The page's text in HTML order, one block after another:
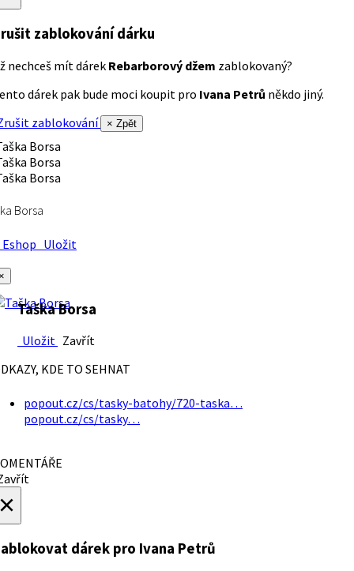
zablokování dárku
nechceš mít dárek Rebarborový džem zablokovaný?
dárek pak bude moci koupit pro Ivana Petrů někdo jiný.
zablokování
× Zpět
Borsa
Uložit
Taška Borsa
Uložit Zavřít
KDE TO SEHNAT
popout.cz/cs/tasky-batohy/720-taska…
popout.cz/cs/tasky…
dárek pro Ivana Petrů